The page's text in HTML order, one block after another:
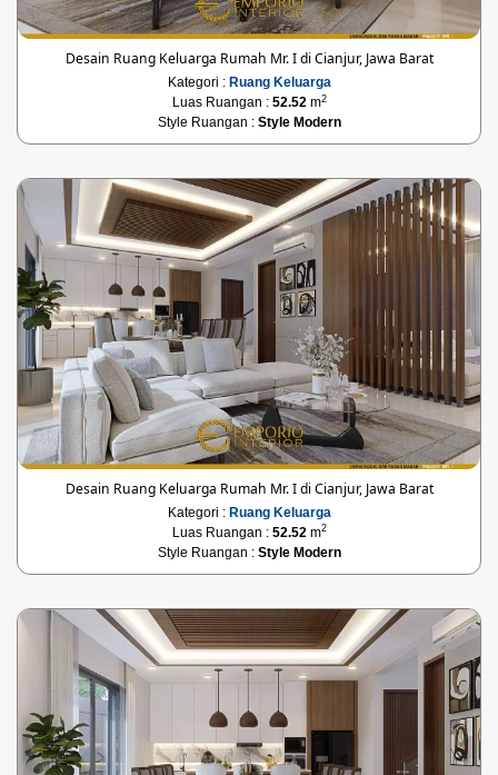
Desain Ruang Keluarga Rumah Mr. I di Cianjur, Jawa Barat
Kategori : Ruang Keluarga
Luas Ruangan : 52.52m2
Style Ruangan : Style Modern
Desain Ruang Keluarga Rumah Mr. I di Cianjur, Jawa Barat
Kategori : Ruang Keluarga
Luas Ruangan : 52.52m2
Style Ruangan : Style Modern